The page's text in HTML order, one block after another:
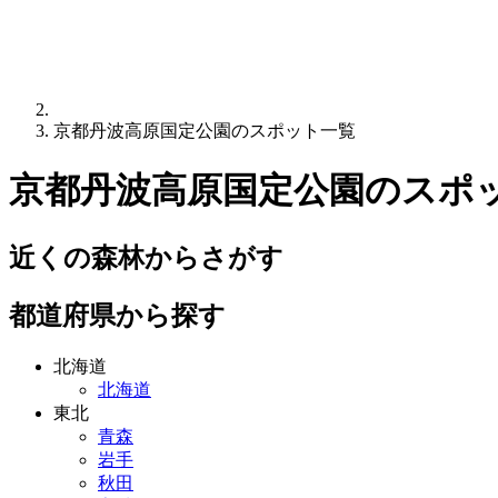
京都丹波高原国定公園のスポット一覧
京都丹波高原国定公園のスポ
近くの森林からさがす
都道府県から探す
北海道
北海道
東北
青森
岩手
秋田